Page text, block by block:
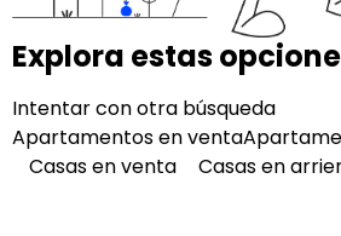
Explora estas
Intentar con otra búsqueda
Apartamentos en venta
Casas en venta
Casas en